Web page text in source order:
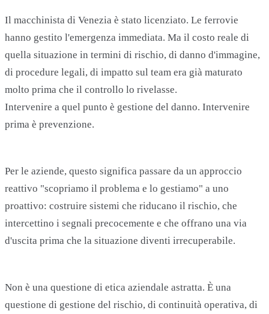
Il macchinista di Venezia è stato licenziato. Le ferrovie
hanno gestito l'emergenza immediata. Ma il costo reale di
quella situazione in termini di rischio, di danno d'immagine,
di procedure legali, di impatto sul team era già maturato
molto prima che il controllo lo rivelasse.
Intervenire a quel punto è gestione del danno. Intervenire
prima è prevenzione.
Per le aziende, questo significa passare da un approccio
reattivo "scopriamo il problema e lo gestiamo" a uno
proattivo: costruire sistemi che riducano il rischio, che
intercettino i segnali precocemente e che offrano una via
d'uscita prima che la situazione diventi irrecuperabile.
Non è una questione di etica aziendale astratta. È una
questione di gestione del rischio, di continuità operativa, di